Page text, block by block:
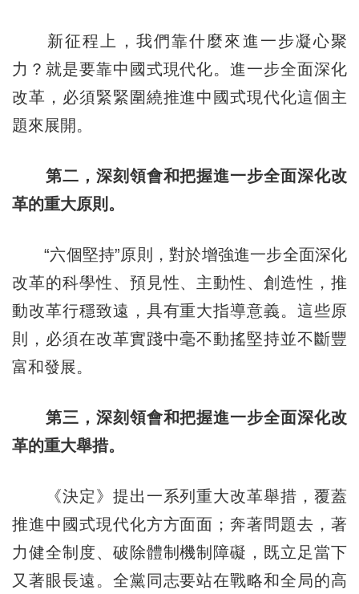
新征程上，我們靠什麼來進一步凝心聚
力？就是要靠中國式現代化。進一步全面深化
改革，必須緊緊圍繞推進中國式現代化這個主
題來展開。
第二，深刻領會和把握進一步全面深化改
革的重大原則。
“六個堅持”原則，對於增強進一步全面深化
改革的科學性、預見性、主動性、創造性，推
動改革行穩致遠，具有重大指導意義。這些原
則，必須在改革實踐中毫不動搖堅持並不斷豐
富和發展。
第三，深刻領會和把握進一步全面深化改
革的重大舉措。
《決定》提出一系列重大改革舉措，覆蓋
推進中國式現代化方方面面；奔著問題去，著
力健全制度、破除體制機制障礙，既立足當下
又著眼長遠。全黨同志要站在戰略和全局的高